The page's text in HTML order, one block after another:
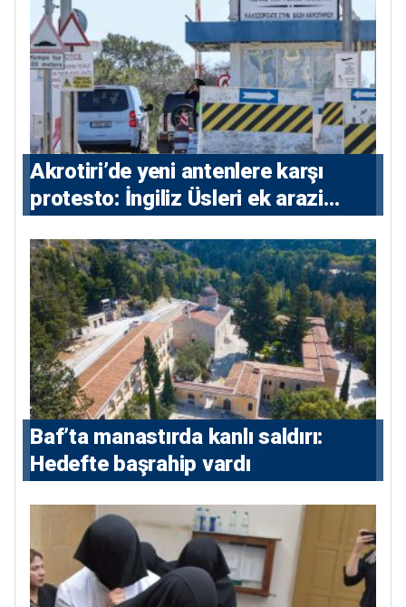
⁠Akrotiri’de yeni antenlere karşı
protesto: İngiliz Üsleri ek arazi
Baf’ta manastırda kanlı saldırı:
Hedefte başrahip vardı